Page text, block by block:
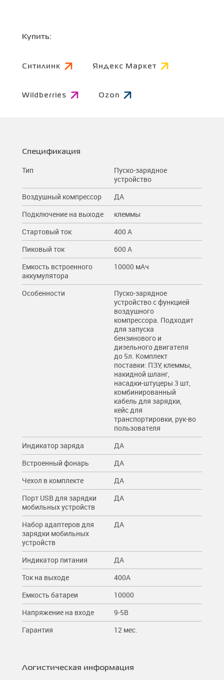
Купить:
Ситилинк Яндекс Маркет
Wildberries Ozon
Спецификация
Тип
Пуско-зарядное
устройство
Воздушный компрессор
ДА
Подключение на выходе
клеммы
Стартовый ток
400 A
Пиковый ток
600 A
Емкость встроенного
аккумулятора
10000 мAч
Особенности
Пуско-зарядное
устройство с функцией
воздушного
компрессора. Подходит
для запуска
бензинового и
дизельного двигателя
до 5л. Комплект
поставки: ПЗУ, клеммы,
накидной шланг,
насадки-штуцеры 3 шт,
комбинированный
кабель для зарядки,
кейс для
транспортировки, рук-во
пользователя
Индикатор заряда
ДА
Встроенный фонарь
ДА
Чехол в комплекте
ДА
Порт USB для зарядки
мобильных устройств
ДА
Набор адаптеров для
зарядки мобильных
устройств
ДА
Индикатор питания
ДА
Ток на выходе
400A
Емкость батареи
10000
Напряжение на входе
9-5В
Гарантия
12 мес.
Логистическая информация